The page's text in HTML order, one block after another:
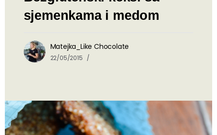
sjemenkama i medom
Matejka_Like Chocolate
22/05/2015